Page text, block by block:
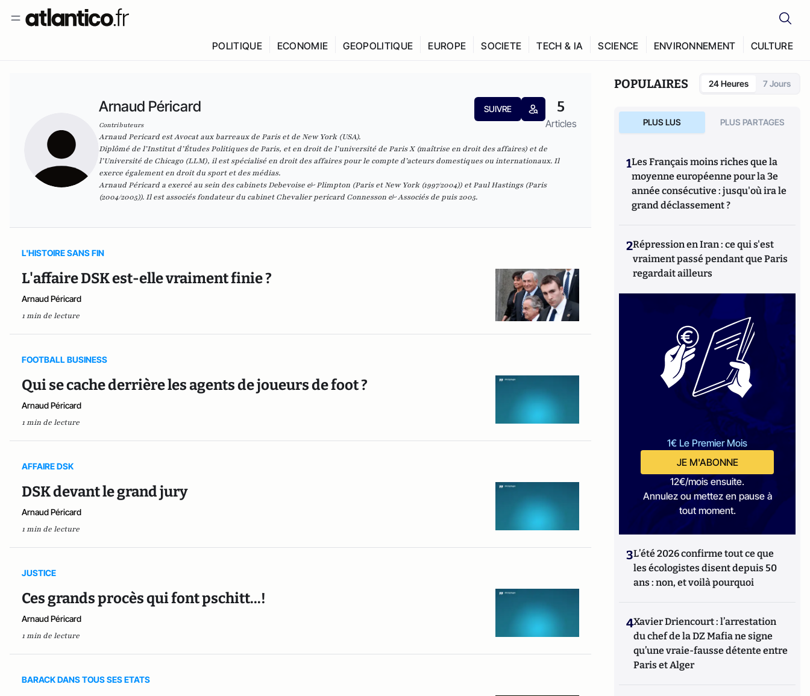
POLITIQUE ECONOMIE GEOPOLITIQUE EUROPE SOCIETE TECH & IA SCIENCE ENVIRONNEMENT CULTURE
Arnaud Péricard
Contributeurs
SUIVRE 5
Articles
Arnaud Pericard est Avocat aux barreaux de Paris et de New York (USA).
Diplômé de l’Institut d’Études Politiques de Paris, et en droit de l’université de Paris X (maîtrise en droit des affaires) et de
l’Université de Chicago (LLM), il est spécialisé en droit des affaires pour le compte d’acteurs domestiques ou internationaux. Il
exerce également en droit du sport et des médias.
Arnaud Péricard a exercé au sein des cabinets Debevoise & Plimpton (Paris et New York (1997/2004)) et Paul Hastings (Paris
(2004/2005)). Il est associés fondateur du cabinet Chevalier pericard Connesson & Associés de puis 2005.
L'HISTOIRE SANS FIN
L'affaire DSK est-elle vraiment finie ?
Arnaud Péricard
1 min de lecture
FOOTBALL BUSINESS
Qui se cache derrière les agents de joueurs de foot ?
Arnaud Péricard
1 min de lecture
AFFAIRE DSK
DSK devant le grand jury
Arnaud Péricard
1 min de lecture
JUSTICE
Ces grands procès qui font pschitt...!
Arnaud Péricard
1 min de lecture
BARACK DANS TOUS SES ETATS
POPULAIRES 24 Heures 7 Jours
PLUS LUS PLUS PARTAGES
1Les Français moins riches que la
moyenne européenne pour la 3e
année consécutive : jusqu'où ira le
grand déclassement ?
2Répression en Iran : ce qui s'est
vraiment passé pendant que Paris
regardait ailleurs
1€ Le Premier Mois
JE M'ABONNE
12€/mois ensuite.
Annulez ou mettez en pause à
tout moment.
3L’été 2026 confirme tout ce que
les écologistes disent depuis 50
ans : non, et voilà pourquoi
4Xavier Driencourt : l’arrestation
du chef de la DZ Mafia ne signe
qu’une vraie-fausse détente entre
Paris et Alger